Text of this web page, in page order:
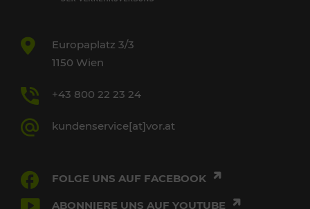
Europaplatz 3/3
1150 Wien
+43 800 22 23 24
kundenservice[at]vor.at
FOLGE UNS AUF FACEBOOK
ABONNIERE UNS AUF YOUTUBE